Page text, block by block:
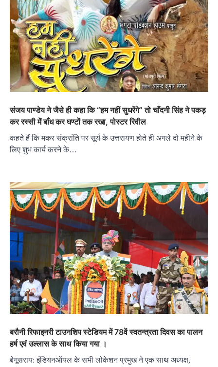
संजय पाण्डेय ने जैसे ही कहा कि “हम नहीं सुधरेंगे” तो चाँदनी सिंह ने पकड़
कर रस्सी में बाँध कर घण्टों तक रखा, पोस्टर रिवील
कहते हैं कि मकर संक्रांति पर सूर्य के उत्तरायण होते ही अगले दो महीने के
लिए शुभ कार्य करने के…
बरौनी रिफाइनरी टाउनशिप स्टेडियम में 78वें स्वतन्त्रता दिवस का पालन
हर्ष एवं उल्लास के साथ किया गया ।
बेगूसराय: इंडियनऑयल के सभी लोकेशन प्रमुख ने एक साथ अध्यक्ष,